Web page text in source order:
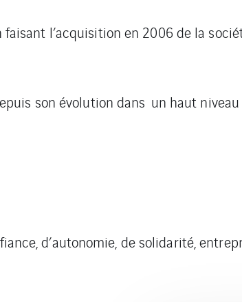
l’acquisition en 2006 de la
son évolution dans un haut
d’autonomie, de solidarité,